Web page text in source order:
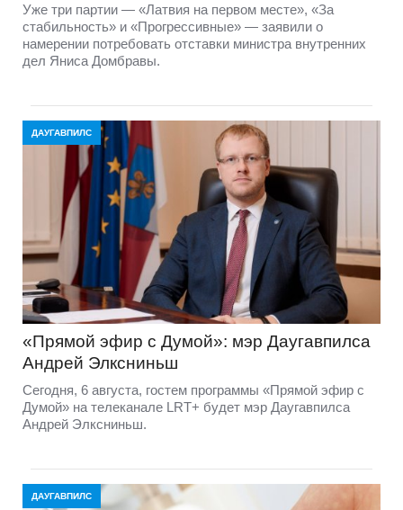
Уже три партии — «Латвия на первом месте», «За
стабильность» и «Прогрессивные» — заявили о
намерении потребовать отставки министра внутренних
дел Яниса Домбравы.
ДАУГАВПИЛС
«Прямой эфир с Думой»: мэр Даугавпилса
Андрей Элксниньш
Сегодня, 6 августа, гостем программы «Прямой эфир с
Думой» на телеканале LRT+ будет мэр Даугавпилса
Андрей Элксниньш.
ДАУГАВПИЛС